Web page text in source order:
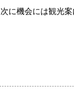
次に機会には観光案
福山テ